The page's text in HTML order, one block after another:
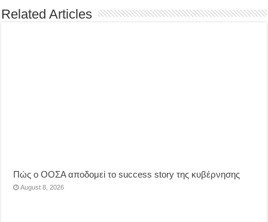
Related Articles
Πώς ο ΟΟΣΑ αποδομεί το success story της κυβέρνησης
August 8, 2026